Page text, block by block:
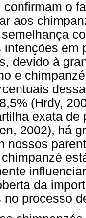
o
aos
intenções em
devido à
e
(Hrdy,
exata
2002), há
nossos
da
no processo